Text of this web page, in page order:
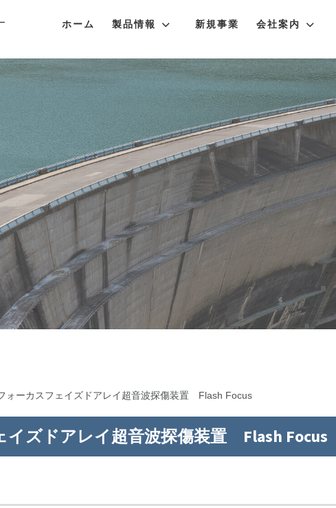
ホーム 製品情報 新規事業 会社案内
ォーカスフェイズドアレイ超音波探傷装置 Flash Focus
ズドアレイ超音波探傷装置 Flash Focus